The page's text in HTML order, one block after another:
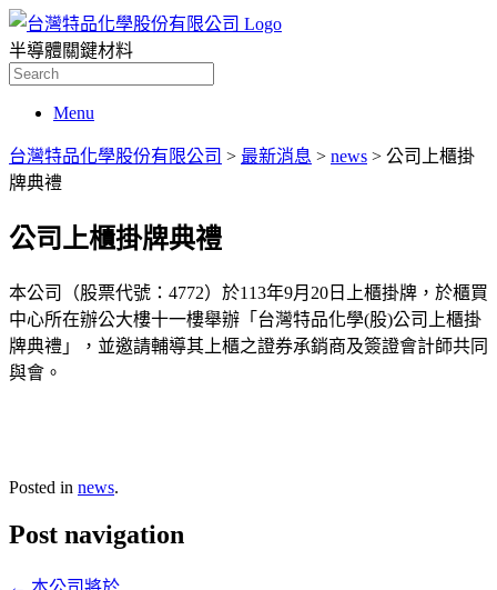
半導體關鍵材料
Search
for:
Menu
台灣特品化學股份有限公司 > 最新消息 > news > 公司上櫃掛
牌典禮
公司上櫃掛牌典禮
本公司（股票代號：4772）於113年9月20日上櫃掛牌，於櫃買
中心所在辦公大樓十一樓舉辦「台灣特品化學(股)公司上櫃掛
牌典禮」，並邀請輔導其上櫃之證券承銷商及簽證會計師共同
與會。
Posted in news.
Post navigation